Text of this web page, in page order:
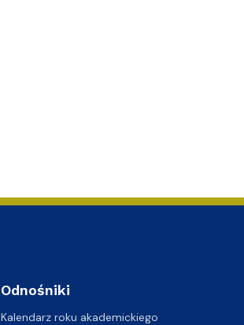
Odnośniki
Kalendarz roku akademickiego